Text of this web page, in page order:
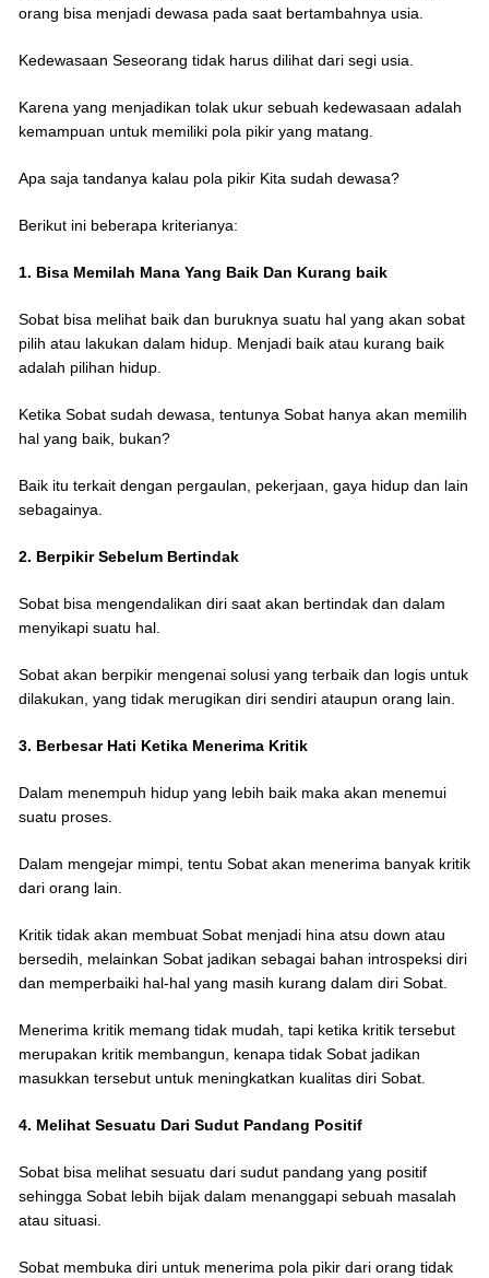
orang bisa menjadi dewasa pada saat bertambahnya usia.
Kedewasaan Seseorang tidak harus dilihat dari segi usia.
Karena yang menjadikan tolak ukur sebuah kedewasaan adalah
kemampuan untuk memiliki pola pikir yang matang.
Apa saja tandanya kalau pola pikir Kita sudah dewasa?
Berikut ini beberapa kriterianya:
1. Bisa Memilah Mana Yang Baik Dan Kurang baik
Sobat bisa melihat baik dan buruknya suatu hal yang akan sobat
pilih atau lakukan dalam hidup. Menjadi baik atau kurang baik
adalah pilihan hidup.
Ketika Sobat sudah dewasa, tentunya Sobat hanya akan memilih
hal yang baik, bukan?
Baik itu terkait dengan pergaulan, pekerjaan, gaya hidup dan lain
sebagainya.
2. Berpikir Sebelum Bertindak
Sobat bisa mengendalikan diri saat akan bertindak dan dalam
menyikapi suatu hal.
Sobat akan berpikir mengenai solusi yang terbaik dan logis untuk
dilakukan, yang tidak merugikan diri sendiri ataupun orang lain.
3. Berbesar Hati Ketika Menerima Kritik
Dalam menempuh hidup yang lebih baik maka akan menemui
suatu proses.
Dalam mengejar mimpi, tentu Sobat akan menerima banyak kritik
dari orang lain.
Kritik tidak akan membuat Sobat menjadi hina atsu down atau
bersedih, melainkan Sobat jadikan sebagai bahan introspeksi diri
dan memperbaiki hal-hal yang masih kurang dalam diri Sobat.
Menerima kritik memang tidak mudah, tapi ketika kritik tersebut
merupakan kritik membangun, kenapa tidak Sobat jadikan
masukkan tersebut untuk meningkatkan kualitas diri Sobat.
4. Melihat Sesuatu Dari Sudut Pandang Positif
Sobat bisa melihat sesuatu dari sudut pandang yang positif
sehingga Sobat lebih bijak dalam menanggapi sebuah masalah
atau situasi.
Sobat membuka diri untuk menerima pola pikir dari orang tidak